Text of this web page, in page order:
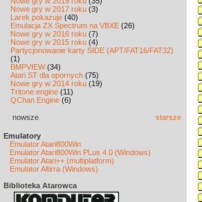
Nowe gry w 2017 roku (3)
Larek pokazuje (40)
Emulacja ZX Spectrum na VBXE (26)
Nowe gry w 2016 roku (7)
Nowe gry w 2015 roku (4)
Partycjonowanie karty SIDE (APT/FAT16/FAT32)
(1)
BMPVIEW(34)
Atari ST dla opornych (75)
Nowe gry w 2014 roku (19)
Tritone engine (11)
QChan Engine (6)
nowsze starsze
Emulatory
Emulator Atari800Win
Emulator Atari800Win PLus 4.0 (Windows)
Emulator Atari++ (multiplatform)
Emulator Altirra (Windows)
Biblioteka Atarowca